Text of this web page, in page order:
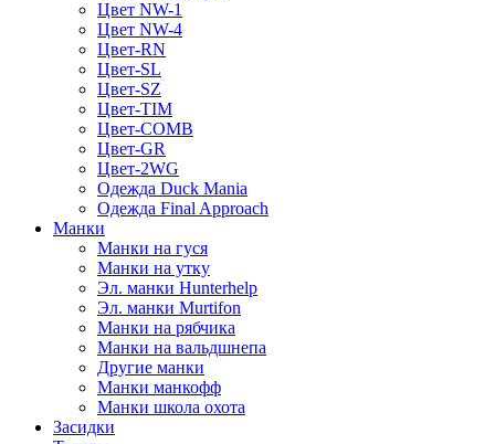
Цвет NW-1
Цвет NW-4
Цвет-RN
Цвет-SL
Цвет-SZ
Цвет-TIM
Цвет-COMB
Цвет-GR
Цвет-2WG
Одежда Duck Mania
Одежда Final Approach
Манки
Манки на гуся
Манки на утку
Эл. манки Hunterhelp
Эл. манки Murtifon
Манки на рябчика
Манки на вальдшнепа
Другие манки
Манки манкофф
Манки школа охота
Засидки